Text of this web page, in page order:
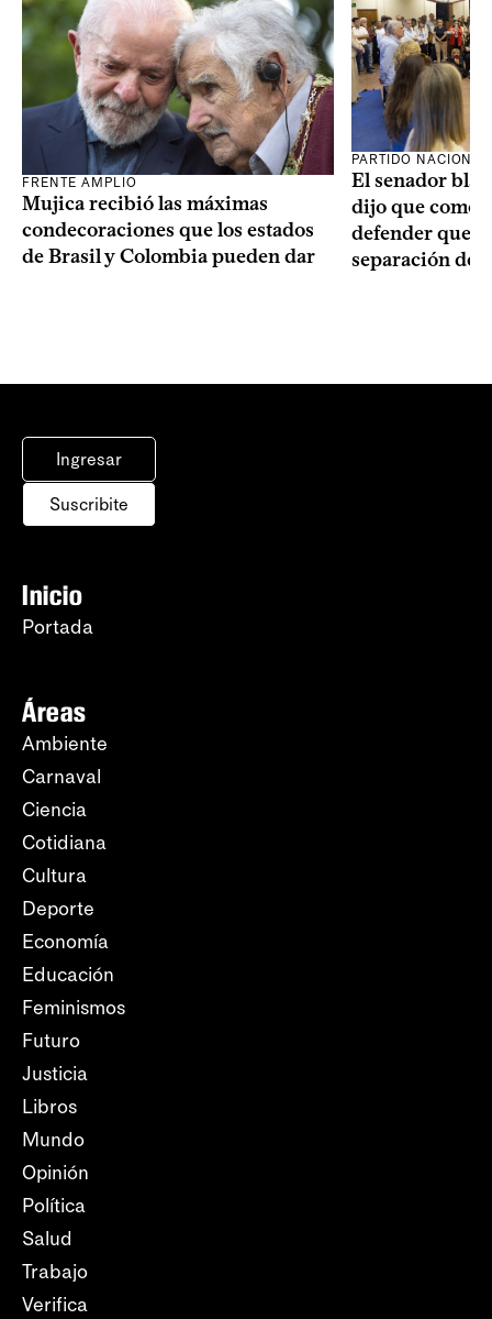
FRENTE AMPLIO
Mujica recibió las máximas
condecoraciones que los estados
de Brasil y Colombia pueden dar
PARTIDO NACIONAL
El senador
dijo que como
defender que
separación de
Ingresar
Suscribite
Inicio
Portada
Áreas
Ambiente
Carnaval
Ciencia
Cotidiana
Cultura
Deporte
Economía
Educación
Feminismos
Futuro
Justicia
Libros
Mundo
Opinión
Política
Salud
Trabajo
Verifica